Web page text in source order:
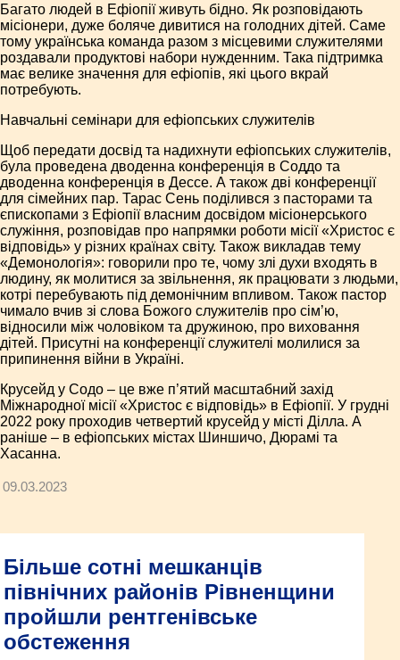
Багато людей в Ефіопії живуть бідно. Як розповідають
місіонери, дуже боляче дивитися на голодних дітей. Саме
тому українська команда разом з місцевими служителями
роздавали продуктові набори нужденним. Така підтримка
має велике значення для ефіопів, які цього вкрай
потребують.
Навчальні семінари для ефіопських служителів
Щоб передати досвід та надихнути ефіопських служителів,
була проведена дводенна конференція в Соддо та
дводенна конференція в Дессе. А також дві конференції
для сімейних пар. Тарас Сень поділився з пасторами та
єпископами з Ефіопії власним досвідом місіонерського
служіння, розповідав про напрямки роботи місії «Христос є
відповідь» у різних країнах світу. Також викладав тему
«Демонологія»: говорили про те, чому злі духи входять в
людину, як молитися за звільнення, як працювати з людьми,
котрі перебувають під демонічним впливом. Також пастор
чимало вчив зі слова Божого служителів про сім’ю,
відносили між чоловіком та дружиною, про виховання
дітей. Присутні на конференції служителі молилися за
припинення війни в Україні.
Крусейд у Содо – це вже п’ятий масштабний захід
Міжнародної місії «Христос є відповідь» в Ефіопії. У грудні
2022 року проходив четвертий крусейд у місті Ділла. А
раніше – в ефіопських містах Шиншичо, Дюрамі та
Хасанна.
09.03.2023
Більше сотні мешканців
північних районів Рівненщини
пройшли рентгенівське
обстеження